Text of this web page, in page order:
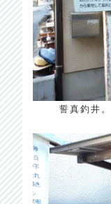
誓真釣井